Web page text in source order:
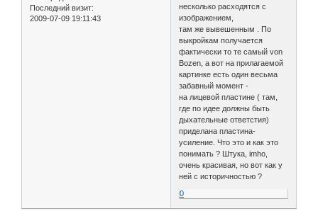
Последний визит:
2009-07-09 19:11:43
несколько расходятся с
изображением,
там же вывешенным . По
выкройкам получается
фактически то те самый von
Bozen, а вот на прилагаемой
картинке есть один весьма
забавный момент -
на лицевой пластине ( там,
где по идее должны быть
дыхательные ответстия)
приделана пластина-
усиление. Что это и как это
понимать ? Штука, imho,
очень красивая, но вот как у
ней с историчностью ?
0